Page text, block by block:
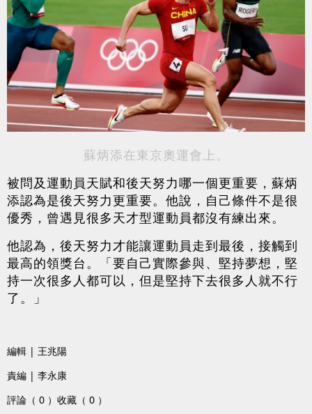
蘇炳添在東京奧運會上。
被問及運動員天賦和後天努力哪一個更重要，蘇炳
添認為是後天努力更重要。他說，自己條件不是很
優秀，曾遇見很多天才型運動員都沒有練出來。
他認為，後天努力才能讓運動員走到最後，接觸到
最高的領獎台。「要自己實際參與、堅持夢想，堅
持一次很多人都可以，但是堅持下去很多人就不行
了。」
編輯 | 王兆陽
責編 | 李永康
評論（ 0 ） 收藏（ 0 ）